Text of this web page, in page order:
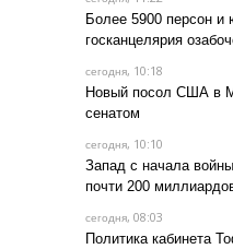
Более 5900 персон и
госканцелярия
сегодня, 10:18
Новый посол США в
сенатом
сегодня, 10:10
Запад с начала
почти 200
сегодня, 08:03
Политика кабинета